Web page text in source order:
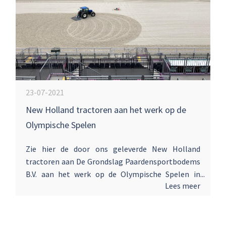
iedereen die met de trekker komt en zich
aanmeldt op www.nhlegendaryday.nl ligt een
geschenkje klaar! Tot dan!
23-07-2021
New Holland tractoren aan het werk op de
Olympische Spelen
Zie hier de door ons geleverde New Holland
tractoren aan De Grondslag Paardensportbodems
B.V. aan het werk op de Olympische Spelen in
Tokio. Een bijzonder order waarvoor wij hen
Lees meer